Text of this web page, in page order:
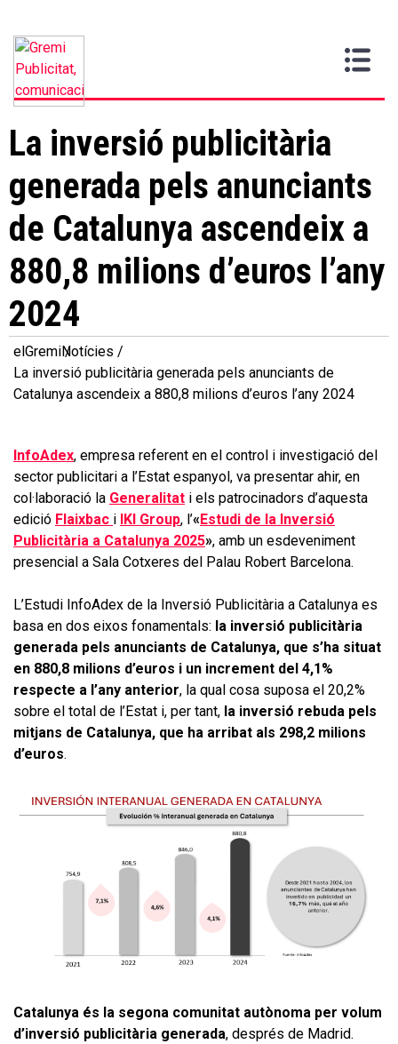
Inici Contacta
La inversió publicitària
generada pels anunciants
de Catalunya ascendeix a
880,8 milions d’euros l’any
2024
elGremiNotícies
La inversió publicitària generada pels anunciants de
Catalunya ascendeix a 880,8 milions d’euros l’any 2024
InfoAdex, empresa referent en el control i investigació del
sector publicitari a l’Estat espanyol, va presentar ahir, en
col·laboració la Generalitat i els patrocinadors d’aquesta
edició Flaixbac i IKI Group, l’«Estudi de la Inversió
Publicitària a Catalunya 2025», amb un esdeveniment
presencial a Sala Cotxeres del Palau Robert Barcelona.
L’Estudi InfoAdex de la Inversió Publicitària a Catalunya es
basa en dos eixos fonamentals: la inversió publicitària
generada pels anunciants de Catalunya, que s’ha situat
en 880,8 milions d’euros i un increment del 4,1%
respecte a l’any anterior, la qual cosa suposa el 20,2%
sobre el total de l’Estat i, per tant, la inversió rebuda pels
mitjans de Catalunya, que ha arribat als 298,2 milions
d’euros.
Catalunya és la segona comunitat autònoma per volum
d’inversió publicitària generada, després de Madrid.